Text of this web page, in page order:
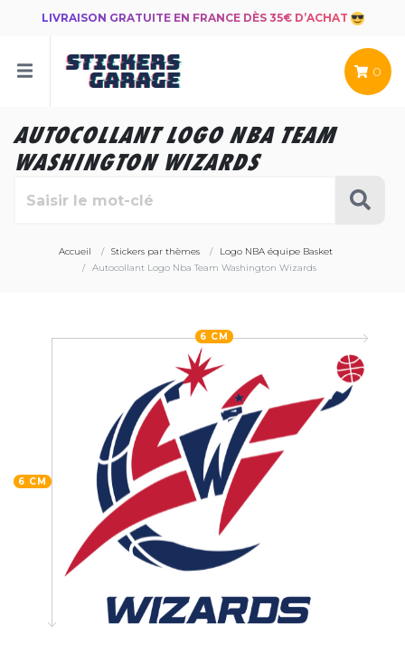
LIVRAISON GRATUITE EN FRANCE DÈS 35€ D’ACHAT
0
AUTOCOLLANT LOGO NBA TEAM
WASHINGTON WIZARDS
Accueil Stickers par thèmes
Logo NBA équipe Basket
Autocollant Logo Nba Team Washington Wizards
6 CM
6 CM